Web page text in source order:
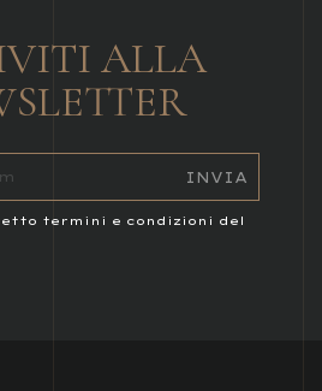
ALLA
termini e condizioni del